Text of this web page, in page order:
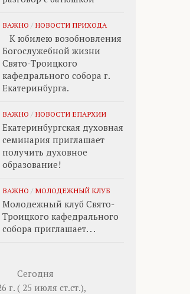
ВАЖНО / НОВОСТИ ПРИХОДА
К юбилею возобновления
Богослужебной жизни
Свято-Троицкого
кафедрального собора г.
Екатеринбурга.
ВАЖНО / НОВОСТИ ЕПАРХИИ
Екатеринбургская духовная
семинария приглашает
получить духовное
образование!
ВАЖНО / МОЛОДЕЖНЫЙ КЛУБ
Молодежный клуб Свято-
Троицкого кафедрального
собора приглашает. . .
Сегодня
г. ( 25 июля ст.ст.),